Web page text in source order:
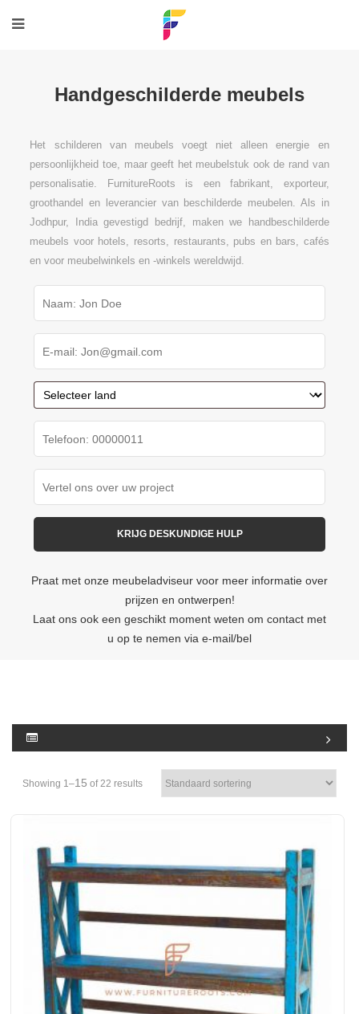
Handgeschilderde meubels
Het schilderen van meubels voegt niet alleen energie en
persoonlijkheid toe, maar geeft het meubelstuk ook de rand van
personalisatie. FurnitureRoots is een fabrikant, exporteur,
groothandel en leverancier van beschilderde meubelen. Als in
Jodhpur, India gevestigd bedrijf, maken we handbeschilderde
meubels voor hotels, resorts, restaurants, pubs en bars, cafés
en voor meubelwinkels en -winkels wereldwijd.
Praat met onze meubeladviseur voor meer informatie over
prijzen en ontwerpen!
Laat ons ook een geschikt moment weten om contact met
u op te nemen via e-mail/bel
Showing 1–15 of 22 results